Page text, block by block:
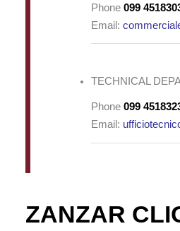
Phone099
Email:
TECHNICAL
Phone099
Email:
ZANZAR